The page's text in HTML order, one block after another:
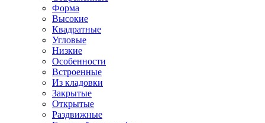
Форма
Высокие
Квадратные
Угловые
Низкие
Особенности
Встроенные
Из кладовки
Закрытые
Открытые
Раздвижные